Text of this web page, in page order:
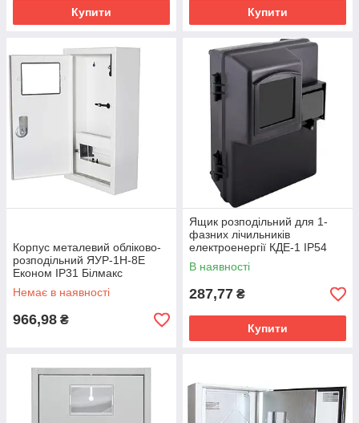
Купити Купити
Корпус металевий обліково-
розподільний ЯУР-1Н-8Е
Економ IP31 Білмакс
Б00020598
Немає в наявності
966,98 ₴
Ящик розподільний для 1-
фазних лічильників
електроенергії КДЕ-1 IP54
В наявності
287,77 ₴
Купити